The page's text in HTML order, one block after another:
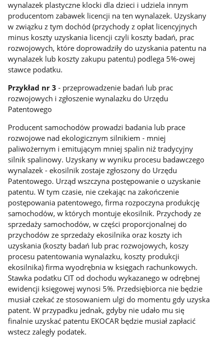
wynalazek plastyczne klocki dla dzieci i udziela innym
producentom zabawek licencji na ten wynalazek. Uzyskany
w związku z tym dochód (przychody z opłat licencyjnych
minus koszty uzyskania licencji czyli koszty badań, prac
rozwojowych, które doprowadziły do uzyskania patentu na
wynalazek lub koszty zakupu patentu) podlega 5%-owej
stawce podatku.
Przykład nr 3 - przeprowadzenie badań lub prac
rozwojowych i zgłoszenie wynalazku do Urzędu
Patentowego
Producent samochodów prowadzi badania lub prace
rozwojowe nad ekologicznym silnikiem - mniej
paliwożernym i emitującym mniej spalin niż tradycyjny
silnik spalinowy. Uzyskany w wyniku procesu badawczego
wynalazek - ekosilnik zostaje zgłoszony do Urzędu
Patentowego. Urząd wszczyna postępowanie o uzyskanie
patentu. W tym czasie, nie czekając na zakończenie
postępowania patentowego, firma rozpoczyna produkcję
samochodów, w których montuje ekosilnik. Przychody ze
sprzedaży samochodów, w części proporcjonalnej do
przychodów ze sprzedaży ekosilnika oraz koszty ich
uzyskania (koszty badań lub prac rozwojowych, koszy
procesu patentowania wynalazku, koszty produkcji
ekosilnika) firma wyodrębnia w księgach rachunkowych.
Stawka podatku CIT od dochodu wykazanego w odrębnej
ewidencji księgowej wynosi 5%. Przedsiębiorca nie będzie
musiał czekać ze stosowaniem ulgi do momentu gdy uzyska
patent. W przypadku jednak, gdyby nie udało mu się
finalnie uzyskać patentu EKOCAR będzie musiał zapłacić
wstecz zaległy podatek.